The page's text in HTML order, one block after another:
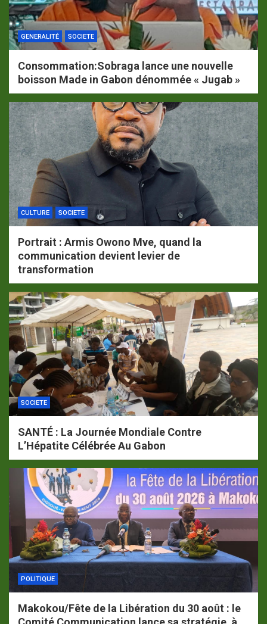
GENERALITÉ SOCIETE
Consommation:Sobraga lance une nouvelle
boisson Made in Gabon dénommée « Jugab »
CULTURE SOCIETE
Portrait : Armis Owono Mve, quand la
communication devient levier de
transformation
SOCIETE
SANTÉ : La Journée Mondiale Contre
L’Hépatite Célébrée Au Gabon
POLITIQUE
Makokou/Fête de la Libération du 30 août : le